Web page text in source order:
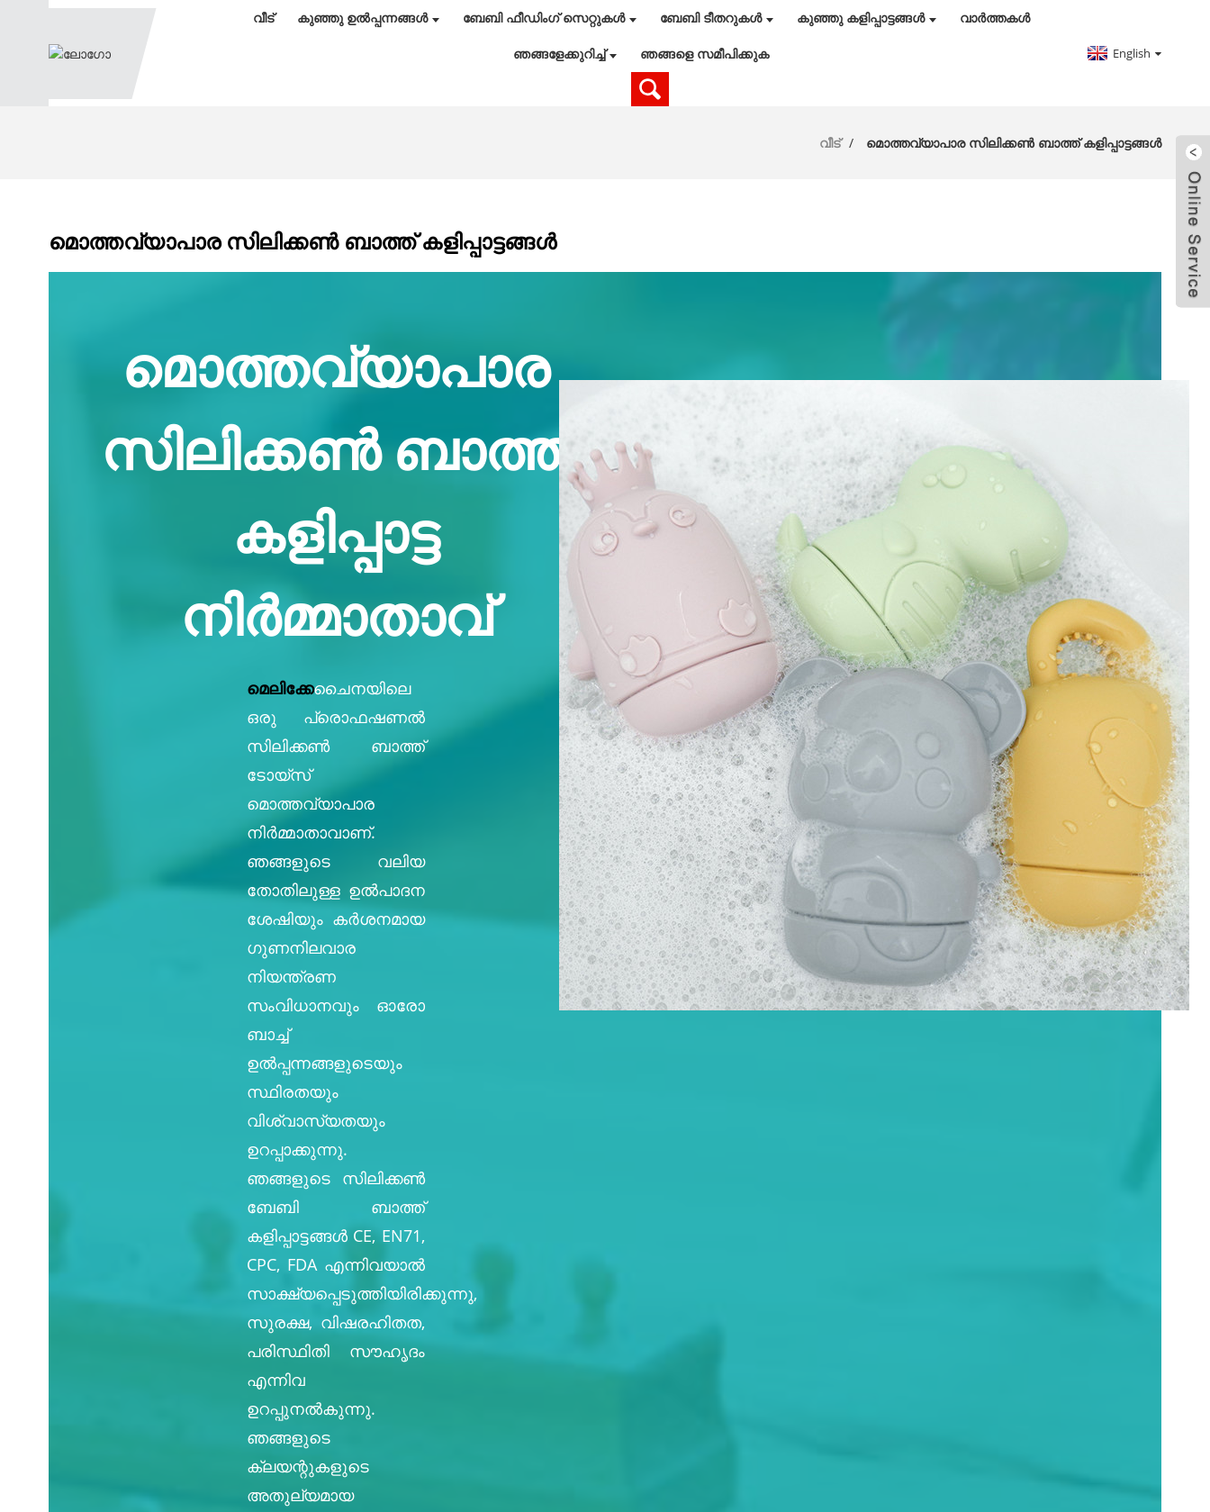
വീട് കുഞ്ഞു ഉൽപ്പന്നങ്ങൾ ബേബി ഫീഡിംഗ് സെറ്റുകൾ ബേബി ടീതറുകൾ കുഞ്ഞു കളിപ്പാട്ടങ്ങൾ വാർത്തകൾ
ഞങ്ങളേക്കുറിച്ച് ഞങ്ങളെ സമീപിക്കുക English
വീട് മൊത്തവ്യാപാര സിലിക്കൺ ബാത്ത് കളിപ്പാട്ടങ്ങൾ
മൊത്തവ്യാപാര സിലിക്കൺ ബാത്ത് കളിപ്പാട്ടങ്ങൾ
മൊത്തവ്യാപാര
സിലിക്കൺ ബാത്ത്
കളിപ്പാട്ട
നിർമ്മാതാവ്
മെലിക്കേചൈനയിലെ
ഒരു പ്രൊഫഷണൽ
സിലിക്കൺ ബാത്ത്
ടോയ്‌സ്
മൊത്തവ്യാപാര
നിർമ്മാതാവാണ്.
ഞങ്ങളുടെ വലിയ
തോതിലുള്ള ഉൽ‌പാദന
ശേഷിയും കർശനമായ
ഗുണനിലവാര
നിയന്ത്രണ
സംവിധാനവും ഓരോ
ബാച്ച്
ഉൽ‌പ്പന്നങ്ങളുടെയും
സ്ഥിരതയും
വിശ്വാസ്യതയും
ഉറപ്പാക്കുന്നു.
ഞങ്ങളുടെ സിലിക്കൺ
ബേബി ബാത്ത്
കളിപ്പാട്ടങ്ങൾ CE, EN71,
CPC, FDA എന്നിവയാൽ
സാക്ഷ്യപ്പെടുത്തിയിരിക്കുന്നു,
സുരക്ഷ, വിഷരഹിതത,
പരിസ്ഥിതി സൗഹൃദം
എന്നിവ
ഉറപ്പുനൽകുന്നു.
ഞങ്ങളുടെ
ക്ലയന്റുകളുടെ
അതുല്യമായ